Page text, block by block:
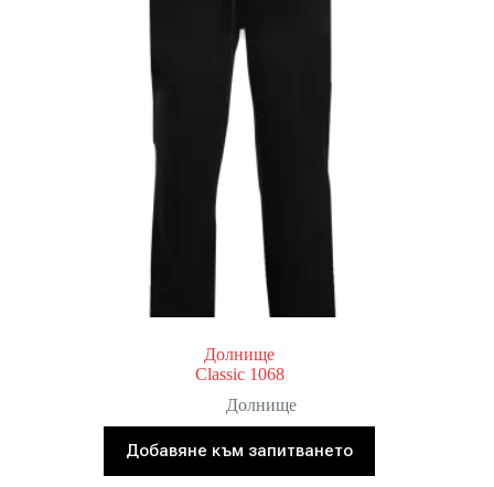
Долнище
Classic 1068
Долнище
Добавяне към запитването